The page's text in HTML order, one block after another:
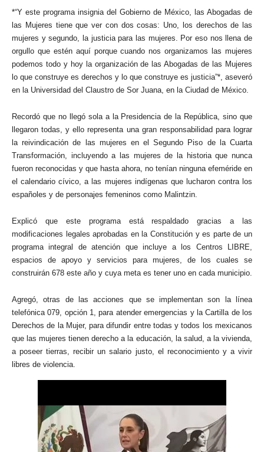
*“Y este programa insignia del Gobierno de México, las Abogadas de
las Mujeres tiene que ver con dos cosas: Uno, los derechos de las
mujeres y segundo, la justicia para las mujeres. Por eso nos llena de
orgullo que estén aquí porque cuando nos organizamos las mujeres
podemos todo y hoy la organización de las Abogadas de las Mujeres
lo que construye es derechos y lo que construye es justicia”*, aseveró
en la Universidad del Claustro de Sor Juana, en la Ciudad de México.
Recordó que no llegó sola a la Presidencia de la República, sino que
llegaron todas, y ello representa una gran responsabilidad para lograr
la reivindicación de las mujeres en el Segundo Piso de la Cuarta
Transformación, incluyendo a las mujeres de la historia que nunca
fueron reconocidas y que hasta ahora, no tenían ninguna efeméride en
el calendario cívico, a las mujeres indígenas que lucharon contra los
españoles y de personajes femeninos como Malintzin.
Explicó que este programa está respaldado gracias a las
modificaciones legales aprobadas en la Constitución y es parte de un
programa integral de atención que incluye a los Centros LIBRE,
espacios de apoyo y servicios para mujeres, de los cuales se
construirán 678 este año y cuya meta es tener uno en cada municipio.
Agregó, otras de las acciones que se implementan son la línea
telefónica 079, opción 1, para atender emergencias y la Cartilla de los
Derechos de la Mujer, para difundir entre todas y todos los mexicanos
que las mujeres tienen derecho a la educación, la salud, a la vivienda,
a poseer tierras, recibir un salario justo, el reconocimiento y a vivir
libres de violencia.